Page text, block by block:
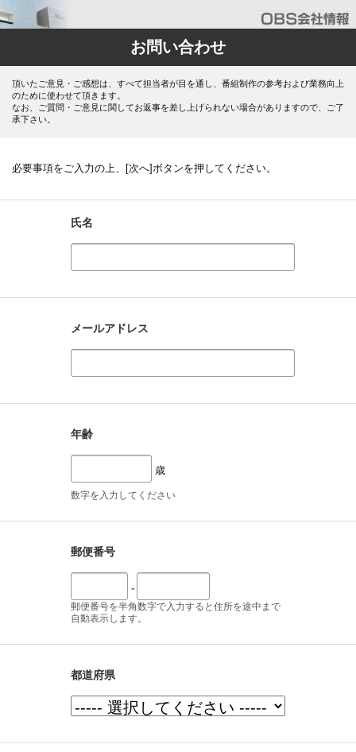
お問い合わせ
頂いたご意見・ご感想は、すべて担当者が目を通し、番組制作の参考および業務向上
のために使わせて頂きます。
なお、ご質問・ご意見に関してお返事を差し上げられない場合がありますので、ご了
承下さい。
必要事項をご入力の上、[次へ]ボタンを押してください。
氏名
メールアドレス
年齢
歳
数字を入力してください
郵便番号
-
郵便番号を半角数字で入力すると住所を途中まで
自動表示します。
都道府県